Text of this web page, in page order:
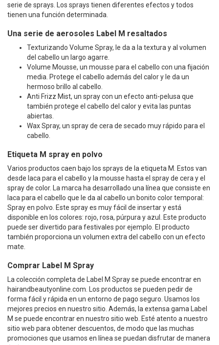
serie de sprays. Los sprays tienen diferentes efectos y todos
tienen una función determinada.
Una serie de aerosoles Label M resaltados
Texturizando Volume Spray, le da a la textura y al volumen
del cabello un largo agarre.
Volume Mousse, un mousse para el cabello con una fijación
media. Protege el cabello además del calor y le da un
hermoso brillo al cabello.
Anti Frizz Mist, un spray con un efecto anti-pelusa que
también protege el cabello del calor y evita las puntas
abiertas.
Wax Spray, un spray de cera de secado muy rápido para el
cabello.
Etiqueta M spray en polvo
Varios productos caen bajo los sprays de la etiqueta M. Estos van
desde laca para el cabello y la mousse hasta el spray de cera y el
spray de color. La marca ha desarrollado una línea que consiste en
laca para el cabello que le da al cabello un bonito color temporal:
Spray en polvo. Este spray es muy fácil de insertar y está
disponible en los colores: rojo, rosa, púrpura y azul. Este producto
puede ser divertido para festivales por ejemplo. El producto
también proporciona un volumen extra del cabello con un efecto
mate.
Comprar Label M Spray
La colección completa de Label M Spray se puede encontrar en
hairandbeautyonline.com. Los productos se pueden pedir de
forma fácil y rápida en un entorno de pago seguro. Usamos los
mejores precios en nuestro sitio. Además, la extensa gama Label
M se puede encontrar en nuestro sitio web. Esté atento a nuestro
sitio web para obtener descuentos, de modo que las muchas
promociones que usamos en línea se puedan disfrutar de manera